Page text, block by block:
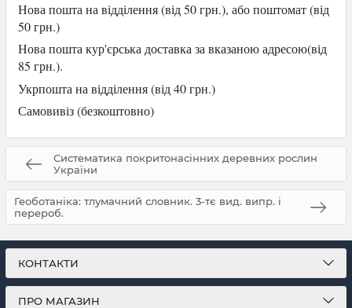
Нова пошта на відділення (від 50 грн.), абопоштомат (від
50 грн.)
Нова пошта кур'єрська доставка за вказаною адресою(від
85 грн.).
Укрпошта на відділення (від 40 грн.)
Самовивіз (безкоштовно)
Систематика покритонасінних деревних рослин
України
Геоботаніка: тлумачний словник. 3-тє вид. випр. і
перероб.
КОНТАКТИ
ПРО МАГАЗИН